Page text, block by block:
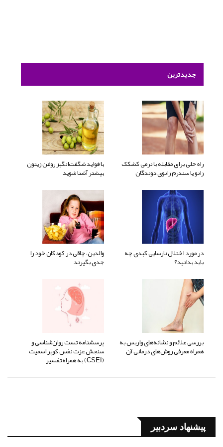
جدیدترین
راه حلی برای مقابله با نرمی کشکک
زانو یا سندرم زانوی دوندگان
با فواید شگفت‌انگیز روغن زیتون
بیشتر آشنا شوید
در مورد اختلال نارسایی کبدی چه
باید بدانید؟
والدین، چاقی در کودکان خود را
جدی بگیرند
بررسی علائم و نشانه‌های واریس به
همراه معرفی روش‌های درمانی آن
پرسشنامه تست روان‌شناسی و
سنجش عزت نفس کوپر اسمیت
(CSEI) به همراه تفسیر
پیشنهاد سردبیر